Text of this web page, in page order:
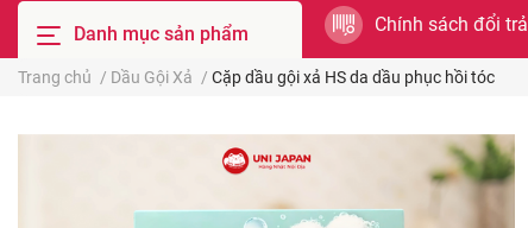
Danh mục sản phẩm Chính sách đổi trả
Trang chủ / Dầu Gội Xả / Cặp dầu gội xả HS da dầu phục hồi tóc